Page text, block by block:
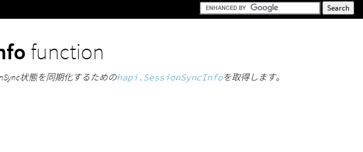
function
状態を同期化するためのhapi.SessionSyncInfoを取得します。